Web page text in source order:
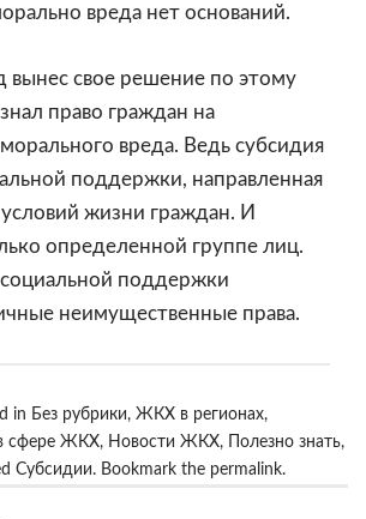
вреда нет оснований.
вынес свое решение по этому
право граждан на
вреда. Ведь субсидия
поддержки, направленная
жизни граждан. И
определенной группе лиц.
поддержки
неимущественные права.
in Без рубрики, ЖКХ в регионах,
сфере ЖКХ, Новости ЖКХ, Полезно знать,
Субсидии. Bookmark the permalink.